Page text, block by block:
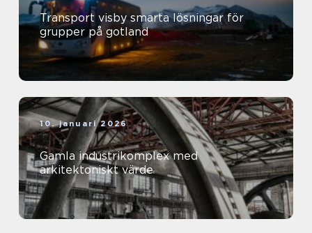
Transport visby smarta lösningar för
grupper på gotland
10. januari 2026
Gamla industrikomplex med
arkitektoniskt värde